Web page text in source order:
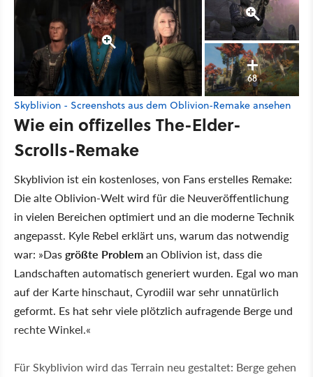
68
Skyblivion - Screenshots aus dem Oblivion-Remake ansehen
Wie ein offizelles The-Elder-
Scrolls-Remake
Skyblivion ist ein kostenloses, von Fans erstelles Remake:
Die alte Oblivion-Welt wird für die Neuveröffentlichung
in vielen Bereichen optimiert und an die moderne Technik
angepasst. Kyle Rebel erklärt uns, warum das notwendig
war: »Dasgrößte Probleman Oblivion ist, dass die
Landschaften automatisch generiert wurden. Egal wo man
auf der Karte hinschaut, Cyrodiil war sehr unnatürlich
geformt. Es hat sehr viele plötzlich aufragende Berge und
rechte Winkel.«
Für Skyblivion wird das Terrain neu gestaltet: Berge gehen